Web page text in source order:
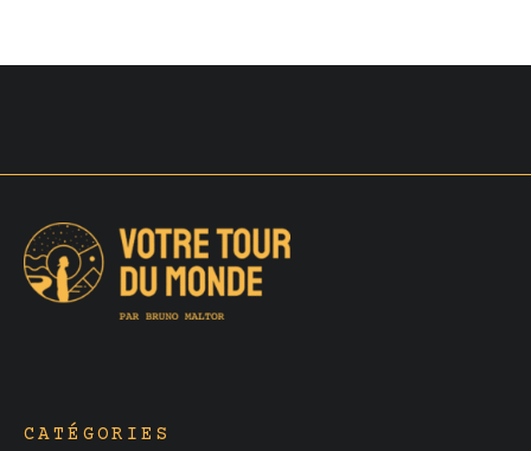
CATÉGORIES